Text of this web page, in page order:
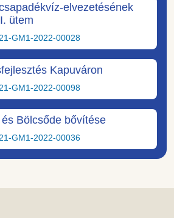
elvezetésének
ütem
GM1-2022-00028
Kapuváron
GM1-2022-00098
Bölcsőde bővítése
GM1-2022-00036